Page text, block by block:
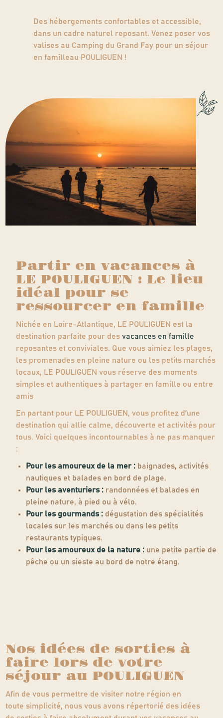
Des hébergements confortables et accessible,
dans un cadre naturel reposant. Venez poser vos
valises au Camping du Grand Fay pour un séjour
en familleau POULIGUEN !
Partir en vacances à
LE POULIGUEN : Le lieu
idéal pour se
ressourcer en famille
Nichée en Loire-Atlantique, LE POULIGUEN est la
destination parfaite pour des vacances en famille
reposantes et conviviales. Que vous aimiez les plages,
les promenades en pleine nature ou les petits marchés
locaux, LE POULIGUEN vous réserve des moments
simples et authentiques à partager en famille ou entre
amis
En partant pour LE POULIGUEN, vous profitez d'une
destination qui allie calme, découverte et activités pour
tous. Voici quelques incontournables à ne pas manquer
:
Pour les amoureux de la mer : baignades, activités
nautiques et balades en bord de plage.
Pour les aventuriers : randonnées et balades en
pleine nature, à pied ou à vélo.
Pour les gourmands : dégustation des spécialités
locales sur les marchés ou dans les petits
restaurants typiques.
Pour les amoureux de la nature : une petite partie de
pêche ou un sieste au bord de notre étang.
Nos idées de sorties à
faire lors de votre
séjour au POULIGUEN
Afin de vous permettre de visiter notre région en
toute simplicité, nous vous avons répertorié des idées